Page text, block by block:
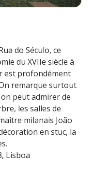
do Século, ce
du XVIIe siècle à
est profondément
remarque surtout
peut admirer de
les salles de
milanais João
en stuc, la
Lisboa